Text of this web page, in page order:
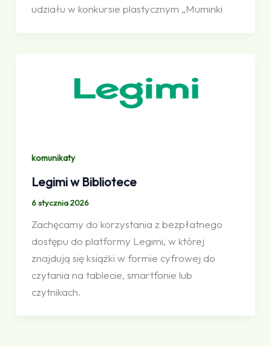
udziału w konkursie plastycznym „Muminki
komunikaty
Legimi w Bibliotece
6 stycznia 2026
Zachęcamy do korzystania z bezpłatnego
dostępu do platformy Legimi, w której
znajdują się książki w formie cyfrowej do
czytania na tablecie, smartfonie lub
czytnikach.